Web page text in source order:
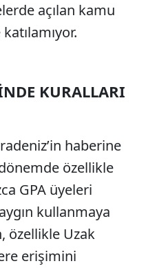
açılan kamu
KURALLARI
haberine
özellikle
GPA üyeleri
kullanmaya
özellikle Uzak
erişimini